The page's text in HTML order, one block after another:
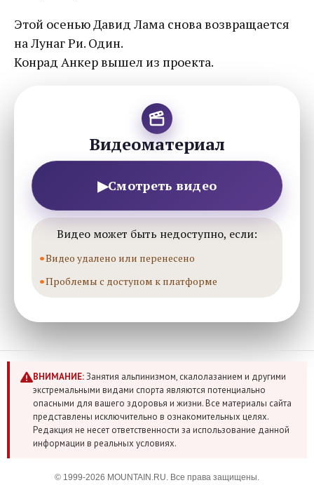
Этой осенью Давид Лама снова возвращается
на Лунаг Ри. Один.
Конрад Анкер вышел из проекта.
Видеоматериал
▶Смотреть видео
Видео может быть недоступно, если:
Видео удалено или перенесено
Проблемы с доступом к платформе
ВНИМАНИЕ:Занятия альпинизмом, скалолазанием и другими
экстремальными видами спорта являются потенциально
опасными для вашего здоровья и жизни. Все материалы сайта
представлены исключительно в ознакомительных целях.
Редакция не несет ответственности за использование данной
информации в реальных условиях.
© 1999-2026 MOUNTAIN.RU. Все права защищены.